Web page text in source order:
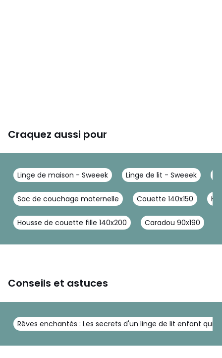
Craquez aussi pour
Linge de maison - Sweeek Linge de lit - Sweeek
Sac de couchage maternelle Couette 140x150
Housse de couette fille 140x200 Caradou 90x190
Conseils et astuces
Rêves enchantés : Les secrets d'un linge de lit enfant qui